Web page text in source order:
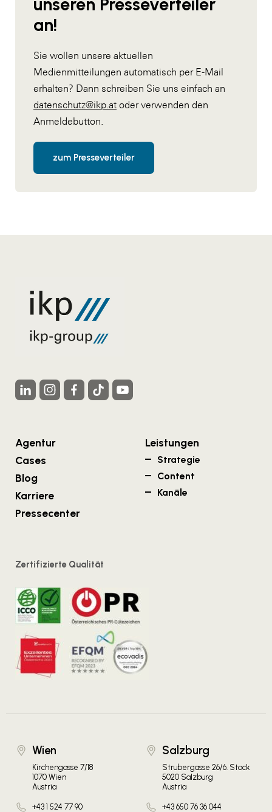
unseren Presseverteiler
an!
Sie wollen unsere aktuellen
Medienmitteilungen automatisch per E-Mail
erhalten? Dann schreiben Sie uns einfach an
datenschutz@ikp.at oder verwenden den
Anmeldebutton.
zum Presseverteiler
Agentur
Cases
Blog
Karriere
Pressecenter
Leistungen
Strategie
Content
Kanäle
Zertifizierte Qualität
Wien
Kirchengasse 7/18
1070 Wien
Austria
+43 1 524 77 90
Salzburg
Strubergasse 26/6. Stock
5020 Salzburg
Austria
+43 650 76 36 044